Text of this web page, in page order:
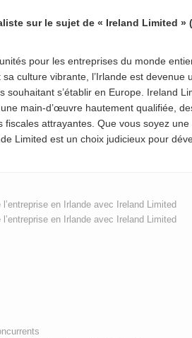
sur le sujet de « Ireland Limited »
pour les entreprises du monde
culture vibrante, l’Irlande est devenue
souhaitant s’établir en Europe. Ireland
main-d’œuvre hautement qualifiée,
attrayantes. Que vous soyez
Limited est un choix judicieux pour
en Irlande avec Ireland Limited
en Irlande avec Ireland Limited